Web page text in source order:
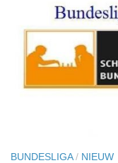
BUNDESLIGA/ NIEUW